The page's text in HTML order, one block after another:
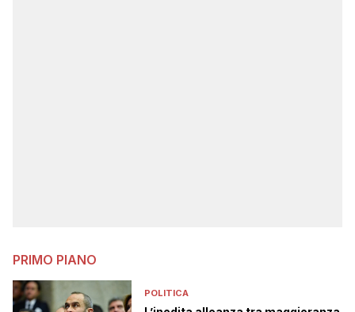
PRIMO PIANO
POLITICA